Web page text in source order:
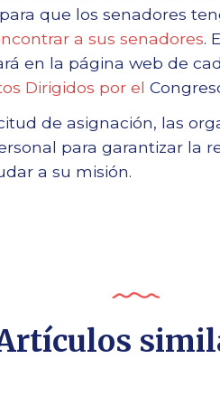
que los senadores
a sus senadores.
en la página web de
Dirigidos por el
de asignación, las
para garantizar la
a su misión.